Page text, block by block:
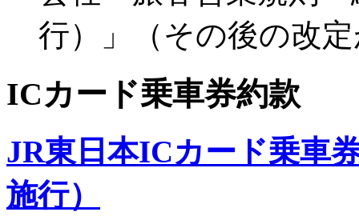
行）」（その後の改
ICカード乗車券約款
JR東日本ICカード乗車
施行）